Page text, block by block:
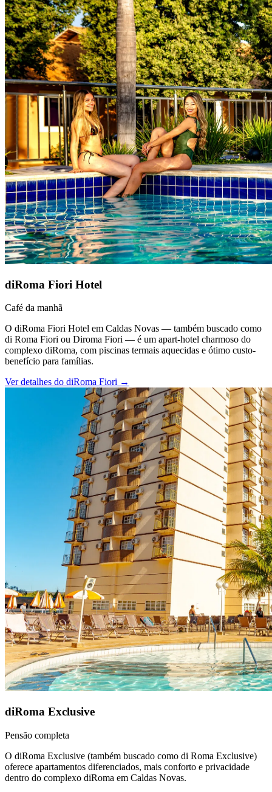
diRoma Fiori Hotel
Café da manhã
O diRoma Fiori Hotel em Caldas Novas — também buscado como
di Roma Fiori ou Diroma Fiori — é um apart-hotel charmoso do
complexo diRoma, com piscinas termais aquecidas e ótimo custo-
benefício para famílias.
Ver detalhes do diRoma Fiori →
diRoma Exclusive
Pensão completa
O diRoma Exclusive (também buscado como di Roma Exclusive)
oferece apartamentos diferenciados, mais conforto e privacidade
dentro do complexo diRoma em Caldas Novas.